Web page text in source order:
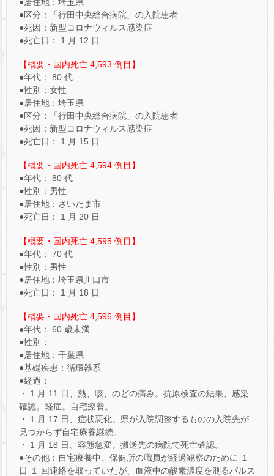
●区分：「行田中央総合病院」の入院患者
●死因：新型コロナウィルス感染症
●死亡日： 1 月 12 日
【概要・国内死亡 4,593 例目】
●年代： 80 代
●性別：女性
●居住地：埼玉県
●区分：「行田中央総合病院」の入院患者
●死因：新型コロナウィルス感染症
●死亡日： 1 月 15 日
【概要・国内死亡 4,594 例目】
●年代： 80 代
●性別：男性
●居住地：さいたま市
●死亡日： 1 月 20 日
【概要・国内死亡 4,595 例目】
●年代： 70 代
●性別：男性
●居住地：埼玉県川口市
●死亡日： 1 月 18 日
【概要・国内死亡 4,596 例目】
●年代： 60 歳未満
●性別： –
●居住地：千葉県
●基礎疾患：循環器系
●経過：
・ 1 月 11 日、熱、咳、のどの痛み。抗原検査の結果、感染
確認。軽症。自宅療養。
・ 1 月 17 日、症状悪化。県が入院調整するものの入院先が
見つからず自宅療養継続。
・ 1 月 18 日、容態急変。搬送先の病院で死亡確認。
●その他：自宅療養中、保健所の職員が経過観察のために １
日 １ 回連絡を取っていたが、血液中の酸素濃度を測るパルス